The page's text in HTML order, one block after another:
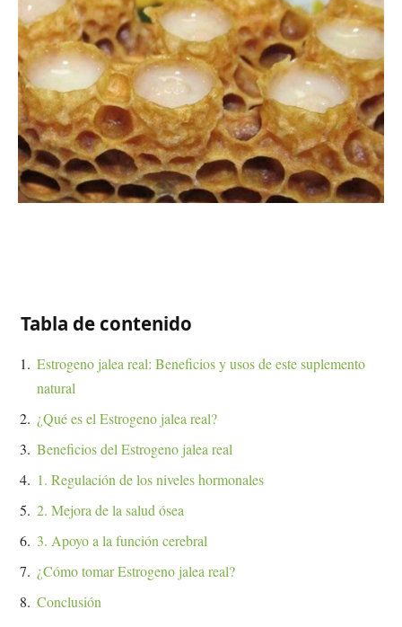
Tabla de contenido
Estrogeno jalea real: Beneficios y usos de este suplemento
natural
¿Qué es el Estrogeno jalea real?
Beneficios del Estrogeno jalea real
1. Regulación de los niveles hormonales
2. Mejora de la salud ósea
3. Apoyo a la función cerebral
¿Cómo tomar Estrogeno jalea real?
Conclusión